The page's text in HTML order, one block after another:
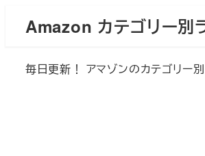
Amazon カテゴリー別
毎日更新！ アマゾンのカテゴリー